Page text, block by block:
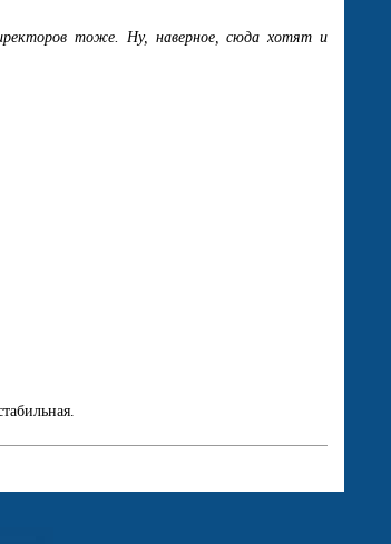
тоже. Ну, наверное, сюда хотят и